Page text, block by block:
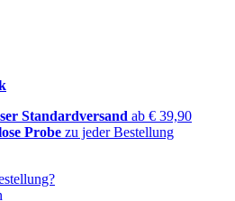
Standardversand ab € 39,90
Probe zu jeder Bestellung